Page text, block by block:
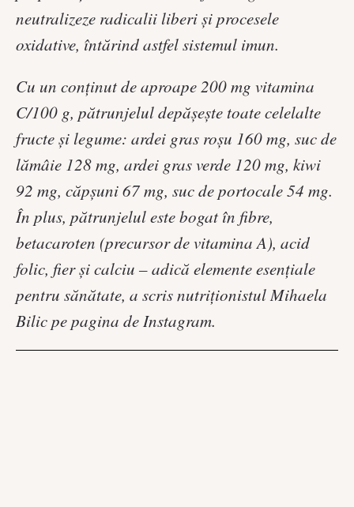
neutralizeze radicalii liberi şi procesele
oxidative, întărind astfel sistemul imun.
Cu un conţinut de aproape 200 mg vitamina
C/100 g, pătrunjelul depăşeşte toate celelalte
fructe şi legume: ardei gras roşu 160 mg, suc de
lămâie 128 mg, ardei gras verde 120 mg, kiwi
92 mg, căpşuni 67 mg, suc de portocale 54 mg.
În plus, pătrunjelul este bogat în fibre,
betacaroten (precursor de vitamina A), acid
folic, fier şi calciu – adică elemente esenţiale
pentru sănătate, a scris nutriţionistul Mihaela
Bilic pe pagina de Instagram.